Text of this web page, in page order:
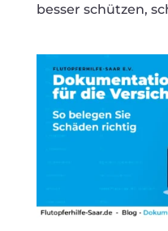
besser schützen,